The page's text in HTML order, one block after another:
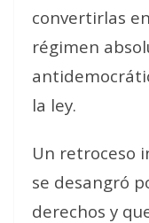
convertirlas
régimen
la ley.
Un retroceso
se desangró
derechos y